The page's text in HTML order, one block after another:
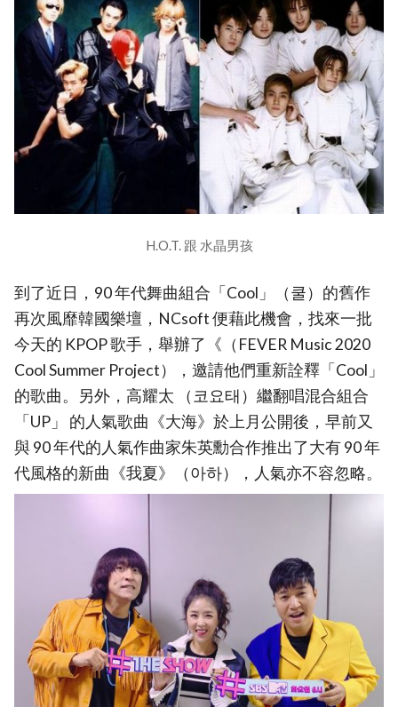
H.O.T. 跟 水晶男孩
到了近日，90 年代舞曲組合「Cool」（쿨）的舊作
再次風靡韓國樂壇，NCsoft 便藉此機會，找來一批
今天的 KPOP 歌手，舉辦了《（FEVER Music 2020
Cool Summer Project），邀請他們重新詮釋「Cool」
的歌曲。另外，高耀太 （코요태）繼翻唱混合組合
「UP」 的人氣歌曲《大海》於上月公開後，早前又
與 90 年代的人氣作曲家朱英勳合作推出了大有 90 年
代風格的新曲《我夏》（아하），人氣亦不容忽略。